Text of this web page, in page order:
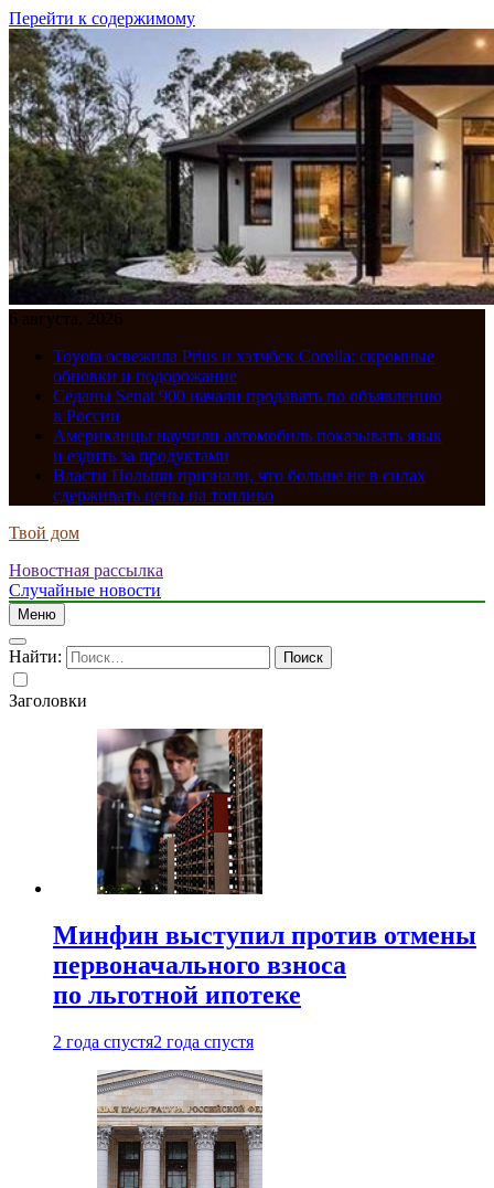
Перейти к содержимому
6 августа, 2026
Toyota освежила Prius и хэтчбек Corolla: скромные
обновки и подорожание
Седаны Senat 900 начали продавать по объявлению
в России
Американцы научили автомобиль показывать язык
и ездить за продуктами
Власти Польши признали, что больше не в силах
сдерживать цены на топливо
Твой дом
Новостная рассылка
Случайные новости
Меню
Найти:
Заголовки
Минфин выступил против отмены
первоначального взноса
по льготной ипотеке
2 года спустя2 года спустя